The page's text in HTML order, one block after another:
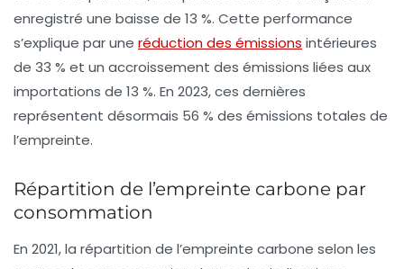
enregistré une baisse de 13 %. Cette performance
s’explique par une réduction des émissions intérieures
de 33 % et un accroissement des émissions liées aux
importations de 13 %. En 2023, ces dernières
représentent désormais 56 % des émissions totales de
l’empreinte.
Répartition de l’empreinte carbone par
consommation
En 2021, la répartition de l’empreinte carbone selon les